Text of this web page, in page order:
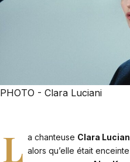
PHOTO - Clara Luciani
L a chanteuse Clara
alors qu’elle était